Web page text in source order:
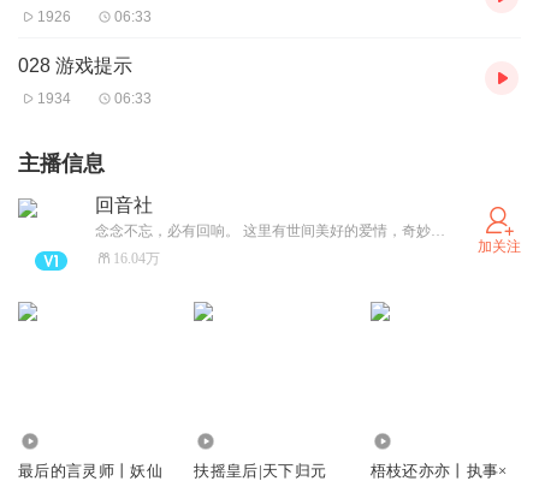
1926 06:33
028 游戏提示
1934 06:33
主播信息
回音社
念念不忘，必有回响。 这里有世间美好的爱情，奇妙的经历，更有必然遇见的你！
16.04万
加关注
最后的言灵师丨妖仙
扶摇皇后|天下归元
梧枝还亦亦丨执事×